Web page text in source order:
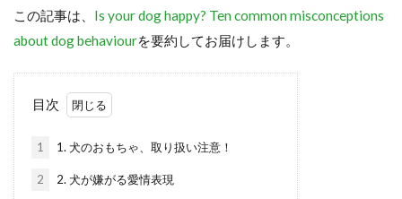
この記事は、 Is your dog happy? Ten common misconceptions
about dog behaviourを要約してお届けします。
目次
1 1. 犬のおもちゃ、取り扱い注意！
2 2. 犬が嫌がる愛情表現